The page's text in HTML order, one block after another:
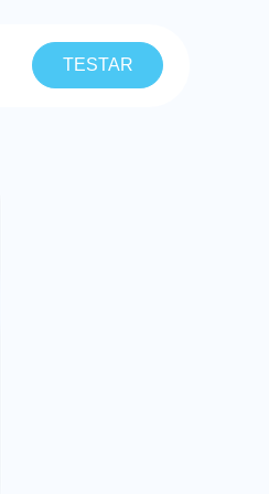
TESTAR